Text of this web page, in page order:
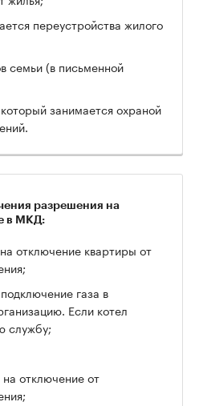
переустройства жилого
семьи (в письменной
занимается охраной
разрешения на
в МКД:
отключение квартиры от
газа в
Если котел
службу;
отключение от